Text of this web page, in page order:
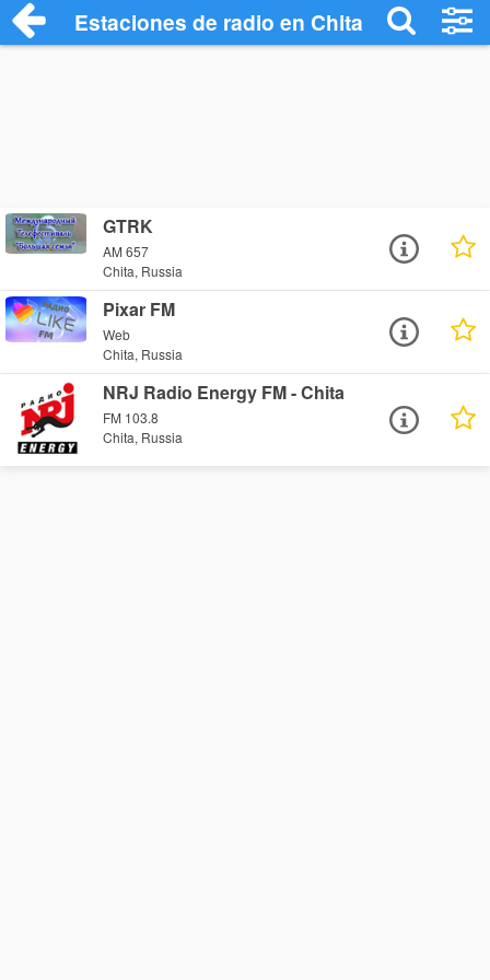
Estaciones de radio en Chita - Escuchar
GTRK
AM 657
Chita, Russia
Pixar FM
Web
Chita, Russia
NRJ Radio Energy FM - Chita
FM 103.8
Chita, Russia